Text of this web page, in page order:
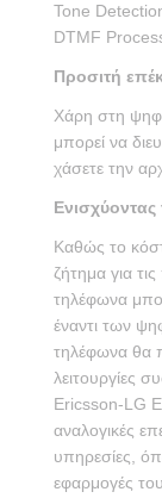
Tone
DTMF
Προσιτή
Xάρη στη
μπορεί να
χάσετε την
Ενισχύοντας
Καθώς το
ζήτημα για
τηλέφωνα
έναντι των
τηλέφωνα θα
λειτουργίες
Ericsson-LG
αναλογικές
υπηρεσίες,
εφαρμογές